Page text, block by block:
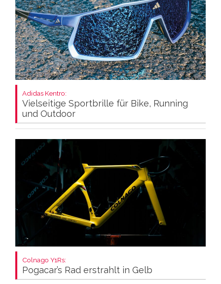
Adidas Kentro:
Vielseitige Sportbrille für Bike, Running
und Outdoor
Colnago Y1Rs:
Pogacar’s Rad erstrahlt in Gelb